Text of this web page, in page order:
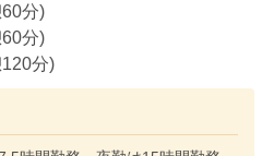
分)
分)
分)